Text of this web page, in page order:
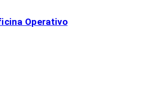
Operativo